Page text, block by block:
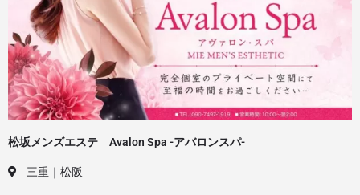
松坂メンズエステ Avalon Spa -アバロンスパ-
三重｜松阪